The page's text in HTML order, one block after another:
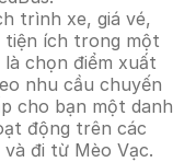
trình xe, giá vé,
tiện ích trong một
chọn điểm xuất
nhu cầu chuyến
cho bạn một danh
động trên các
đi từ Mèo Vạc.